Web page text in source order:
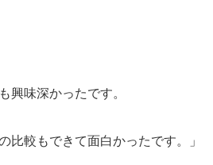
興味深かったです。
比較もできて面白かったです。」